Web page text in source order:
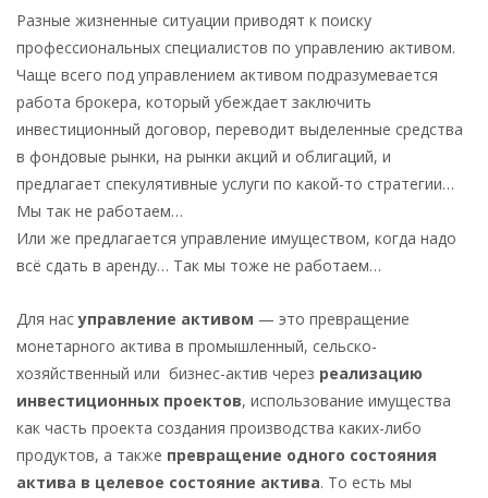
Разные жизненные ситуации приводят к поиску
профессиональных специалистов по управлению активом.
Чаще всего под управлением активом подразумевается
работа брокера, который убеждает заключить
инвестиционный договор, переводит выделенные средства
в фондовые рынки, на рынки акций и облигаций, и
предлагает спекулятивные услуги по какой-то стратегии…
Мы так не работаем…
Или же предлагается управление имуществом, когда надо
всё сдать в аренду… Так мы тоже не работаем…
Для насуправление активом — это превращение
монетарного актива в промышленный, сельско-
хозяйственный или бизнес-актив через реализацию
инвестиционных проектов, использование имущества
как часть проекта создания производства каких-либо
продуктов, а также превращение одного состояния
актива в целевое состояние актива. То есть мы